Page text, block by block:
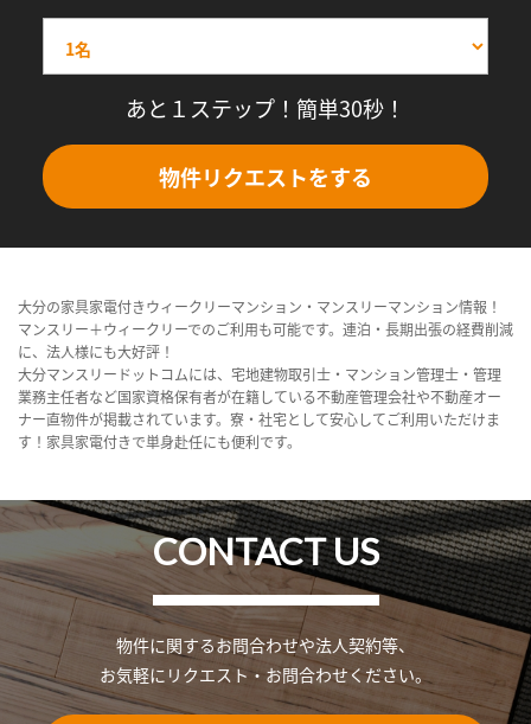
あと１ステップ！簡単30秒！
物件リクエストをする
大分の家具家電付きウィークリーマンション・マンスリーマンション情報！
マンスリー＋ウィークリーでのご利用も可能です。連泊・長期出張の経費削減
に、法人様にも大好評！
大分マンスリードットコムには、宅地建物取引士・マンション管理士・管理
業務主任者など国家資格保有者が在籍している不動産管理会社や不動産オー
ナー直物件が掲載されています。寮・社宅として安心してご利用いただけま
す！家具家電付きで単身赴任にも便利です。
CONTACT US
物件に関するお問合わせや法人契約等、
お気軽にリクエスト・お問合わせください。